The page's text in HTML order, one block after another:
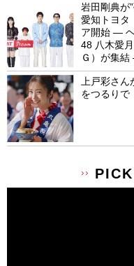
岩田剛典が
愛知トヨタ
ア開始 ―
48 八木愛
Ｇ）が集
上戸彩さ
をつるりで